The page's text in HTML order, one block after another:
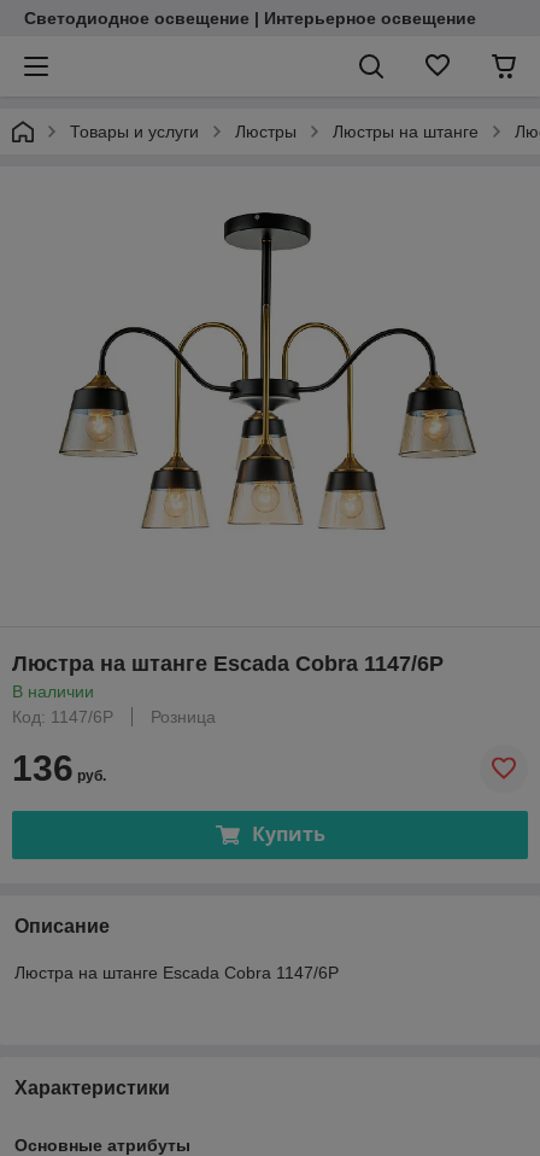
Светодиодное освещение | Интерьерное освещение
Товары и услуги Люстры Люстры на штанге
Люстра на штанге Escada Cobra 1147/6P
В наличии
Код: 1147/6P
Розница
136 руб.
Купить
Описание
Люстра на штанге Escada Cobra 1147/6P
Характеристики
Основные атрибуты